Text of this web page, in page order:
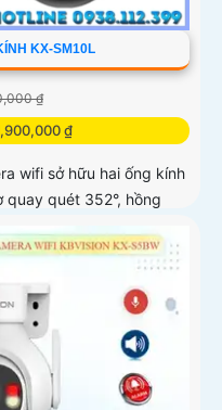
KX-SM10L
₫
₫
wifi sở hữu hai ống kính
quay quét 352°, hồng
lên đến 40m